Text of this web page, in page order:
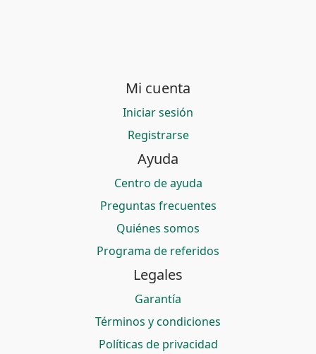
Mi cuenta
Iniciar sesión
Registrarse
Ayuda
Centro de ayuda
Preguntas frecuentes
Quiénes somos
Programa de referidos
Legales
Garantía
Términos y condiciones
Políticas de privacidad